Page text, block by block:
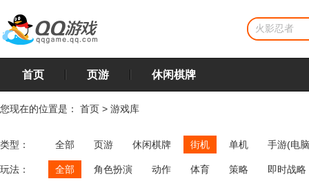
首页 页游 休闲棋牌
您现在的位置是： 首页 > 游戏库
类型： 全部 页游 休闲棋牌 街机 单机 手游(电
玩法： 全部 角色扮演 动作 体育 策略
即时战略